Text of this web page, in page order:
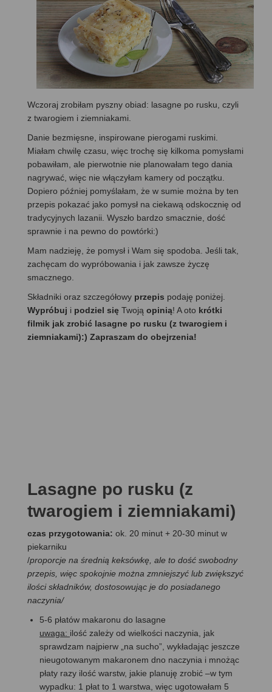
Wczoraj zrobiłam pyszny obiad: lasagne po rusku, czyli
z twarogiem i ziemniakami.
Danie bezmięsne, inspirowane pierogami ruskimi.
Miałam chwilę czasu, więc trochę się kilkoma pomysłami
pobawiłam, ale pierwotnie nie planowałam tego dania
nagrywać, więc nie włączyłam kamery od początku.
Dopiero później pomyślałam, że w sumie można by ten
przepis pokazać jako pomysł na ciekawą odskocznię od
tradycyjnych lazanii. Wyszło bardzo smacznie, dość
sprawnie i na pewno do powtórki:)
Mam nadzieję, że pomysł i Wam się spodoba. Jeśli tak,
zachęcam do wypróbowania i jak zawsze życzę
smacznego.
Składniki oraz szczegółowy przepis podaję poniżej.
Wypróbuj i podziel się Twoją opinią! A oto krótki
filmik jak zrobić lasagne po rusku (z twarogiem i
ziemniakami):) Zapraszam do obejrzenia!
Lasagne po rusku (z
twarogiem i ziemniakami)
czas przygotowania: ok. 20 minut + 20-30 minut w
piekarniku
/proporcje na średnią keksówkę, ale to dość swobodny
przepis, więc spokojnie można zmniejszyć lub zwiększyć
ilości składników, dostosowując je do posiadanego
naczynia/
5-6 płatów makaronu do lasagne
uwaga: ilość zależy od wielkości naczynia, jak
sprawdzam najpierw „na sucho”, wykładając jeszcze
nieugotowanym makaronem dno naczynia i mnożąc
płaty razy ilość warstw, jakie planuję zrobić –w tym
wypadku: 1 płat to 1 warstwa, więc ugotowałam 5